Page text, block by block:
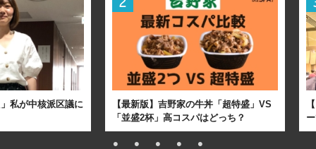
私が中核派区議に
【最新版】吉野家の牛丼「超特盛」VS
「並盛2杯」高コスパはどっち？